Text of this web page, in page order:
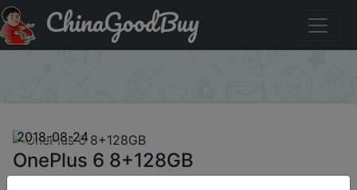
Паридбати з промокодом GB$MPNP12 OnePlus 6
8+128GBChinaGoodBuy
2018-08-24
OnePlus 6 8+128GB